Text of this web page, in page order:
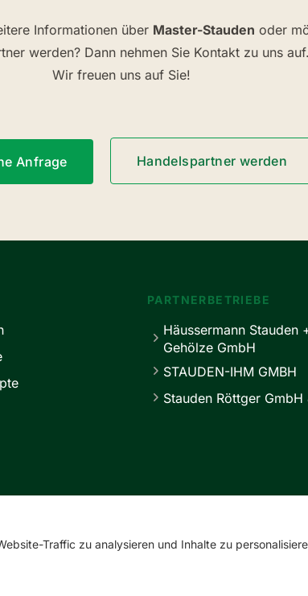
Informationen über Master-Stauden oder
werden? Dann nehmen Sie Kontakt zu uns
Wir freuen uns auf Sie!
Anfrage Handelspartner werden
PARTNERBETRIEBE
Häussermann Stauden
Gehölze GmbH
STAUDEN-IHM GMBH
Stauden Röttger GmbH
Traffic zu analysieren und Inhalte zu